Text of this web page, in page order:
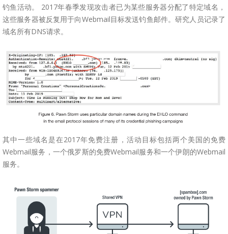
钓鱼活动。 2017年春季发现攻击者已为某些服务器分配了特定域名，
这些服务器被反复用于向Webmail目标发送钓鱼邮件。研究人员记录了
域名所有DNS请求。
其中一些域名是在2017年免费注册，活动目标包括两个美国的免费
Webmail服务，一个俄罗斯的免费Webmail服务和一个伊朗的Webmail
服务。